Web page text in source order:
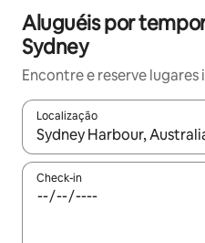
Aluguéis por
Sydney
Encontre e reserve
Localização
Quando os resultados
Check-in